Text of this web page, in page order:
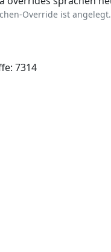
Override ist angelegt.
7314